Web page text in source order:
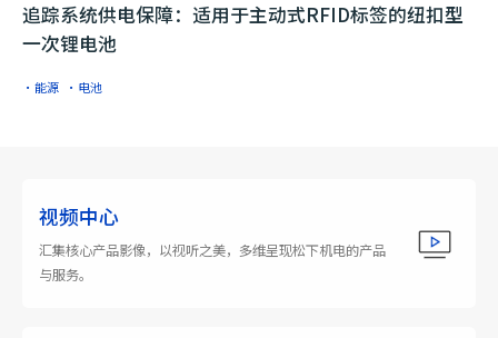
追踪系统供电保障：适用于主动式RFID标签的纽扣型
一次锂电池
·能源 ·电池
视频中心
汇集核心产品影像，以视听之美，多维呈现松下机电的产品
与服务。